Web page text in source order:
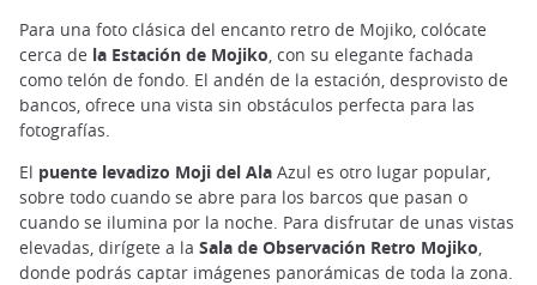
Para una foto clásica del encanto retro de Mojiko, colócate
cerca de la Estación de Mojiko, con su elegante fachada
como telón de fondo. El andén de la estación, desprovisto de
bancos, ofrece una vista sin obstáculos perfecta para las
fotografías.
El puente levadizo Moji del Ala Azul es otro lugar popular,
sobre todo cuando se abre para los barcos que pasan o
cuando se ilumina por la noche. Para disfrutar de unas vistas
elevadas, dirígete a la Sala de Observación Retro Mojiko,
donde podrás captar imágenes panorámicas de toda la zona.